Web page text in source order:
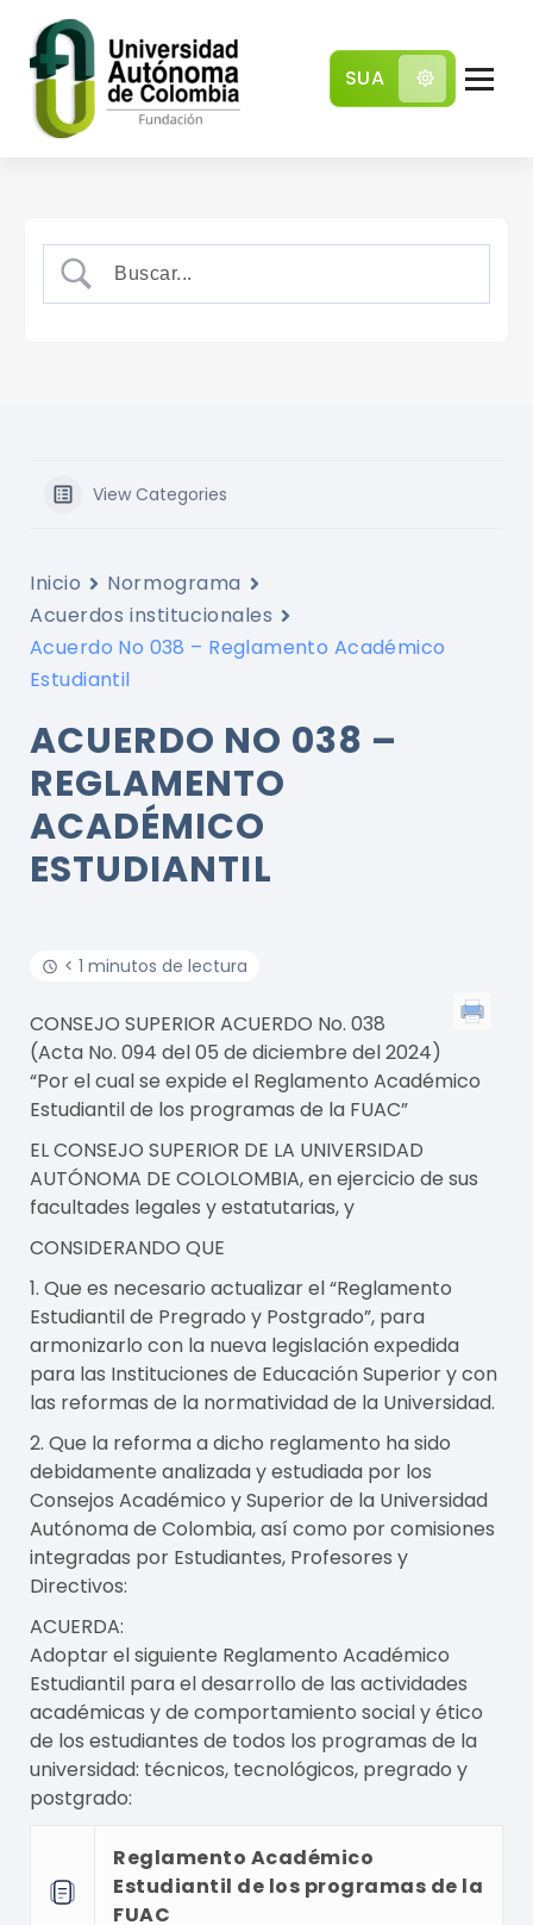
SUA
View Categories
Inicio
Normograma
Acuerdos institucionales
Acuerdo No 038 – Reglamento Académico
Estudiantil
ACUERDO NO 038 –
REGLAMENTO
ACADÉMICO
ESTUDIANTIL
< 1 minutos de lectura
CONSEJO SUPERIOR ACUERDO No. 038
(Acta No. 094 del 05 de diciembre del 2024)
“Por el cual se expide el Reglamento Académico
Estudiantil de los programas de la FUAC”
EL CONSEJO SUPERIOR DE LA UNIVERSIDAD
AUTÓNOMA DE COLOLOMBIA, en ejercicio de sus
facultades legales y estatutarias, y
CONSIDERANDO QUE
1. Que es necesario actualizar el “Reglamento
Estudiantil de Pregrado y Postgrado”, para
armonizarlo con la nueva legislación expedida
para las Instituciones de Educación Superior y con
las reformas de la normatividad de la Universidad.
2. Que la reforma a dicho reglamento ha sido
debidamente analizada y estudiada por los
Consejos Académico y Superior de la Universidad
Autónoma de Colombia, así como por comisiones
integradas por Estudiantes, Profesores y
Directivos:
ACUERDA:
Adoptar el siguiente Reglamento Académico
Estudiantil para el desarrollo de las actividades
académicas y de comportamiento social y ético
de los estudiantes de todos los programas de la
universidad: técnicos, tecnológicos, pregrado y
postgrado:
Reglamento Académico
Estudiantil de los programas de la
FUAC